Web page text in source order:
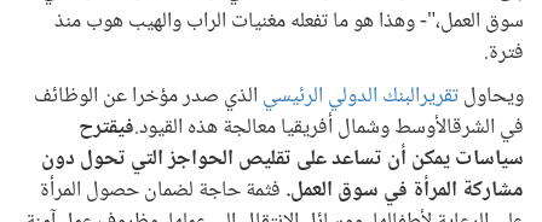
سوق العمل،"- وهذا هو ما تفعله مغنيات الراب والهيب هوب منذ
فترة.
ويحاولتقريرالبنك الدولي الرئيسي الذي صدر مؤخرا عن الوظائف
في الشرقالأوسط وشمال أفريقيا معالجة هذه القيود.فيقترح
سياسات يمكن أن تساعد على تقليص الحواجز التي تحول دون
مشاركة المرأة في سوق العمل. فثمة حاجة لضمان حصول المرأة